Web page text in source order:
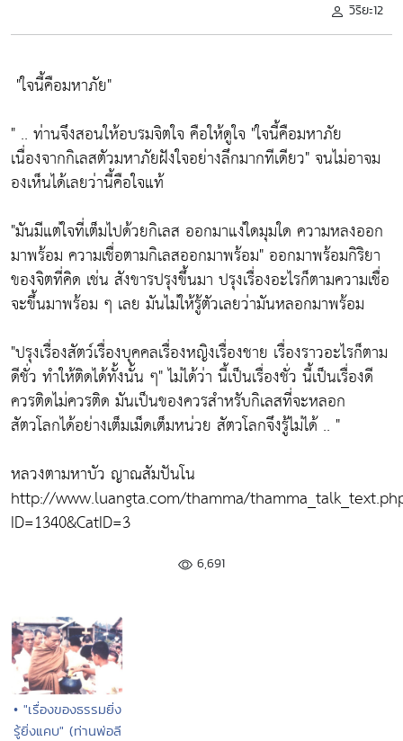
วิริยะ12
"ใจนี้คือมหาภัย"
" .. ท่านจึงสอนให้อบรมจิตใจ คือให้ดูใจ "ใจนี้คือมหาภัย
เนื่องจากกิเลสตัวมหาภัยฝังใจอย่างลึกมากทีเดียว"จนไม่อาจม
องเห็นได้เลยว่านี้คือใจแท้
"มันมีแต่ใจที่เต็มไปด้วยกิเลส ออกมาแง่ใดมุมใด ความหลงออก
มาพร้อม ความเชื่อตามกิเลสออกมาพร้อม"ออกมาพร้อมกิริยา
ของจิตที่คิด เช่น สังขารปรุงขึ้นมา ปรุงเรื่องอะไรก็ตามความเชื่อ
จะขึ้นมาพร้อม ๆ เลย มันไม่ให้รู้ตัวเลยว่ามันหลอกมาพร้อม
"ปรุงเรื่องสัตว์เรื่องบุคคลเรื่องหญิงเรื่องชาย เรื่องราวอะไรก็ตาม
ดีชั่ว ทำให้ติดได้ทั้งนั้น ๆ"ไม่ได้ว่า นี้เป็นเรื่องชั่ว นี้เป็นเรื่องดี
ควรติดไม่ควรติด มันเป็นของควรสำหรับกิเลสที่จะหลอก
สัตวโลกได้อย่างเต็มเม็ดเต็มหน่วย สัตวโลกจึงรู้ไม่ได้ .. "
หลวงตามหาบัว ญาณสัมปันโน
http://www.luangta.com/thamma/
ID=1340&CatID=3
6,691
• "เรื่องของธรรมยิ่ง
รู้ยิ่งแคบ" (ท่านพ่อลี